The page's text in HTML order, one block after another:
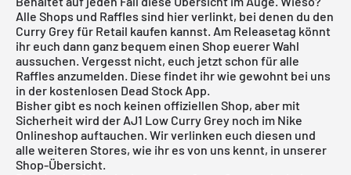
Alle Shops und Raffles sind hier verlinkt, bei denen du den
Curry Grey für Retail kaufen kannst. Am Releasetag könnt
ihr euch dann ganz bequem einen Shop euerer Wahl
aussuchen. Vergesst nicht, euch jetzt schon für alle
Raffles anzumelden. Diese findet ihr wie gewohnt bei uns
in der kostenlosen Dead Stock App.
Bisher gibt es noch keinen offiziellen Shop, aber mit
Sicherheit wird der AJ1 Low Curry Grey noch im Nike
Onlineshop auftauchen. Wir verlinken euch diesen und
alle weiteren Stores, wie ihr es von uns kennt, in unserer
Shop-Übersicht.